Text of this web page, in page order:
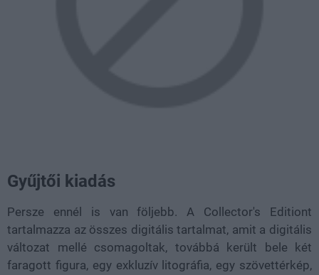
Gyűjtői kiadás
Persze ennél is van följebb. A Collector's Editiont
tartalmazza az összes digitális tartalmat, amit a digitális
változat mellé csomagoltak, továbbá került bele két
faragott figura, egy exkluzív litográfia, egy szövettérkép,